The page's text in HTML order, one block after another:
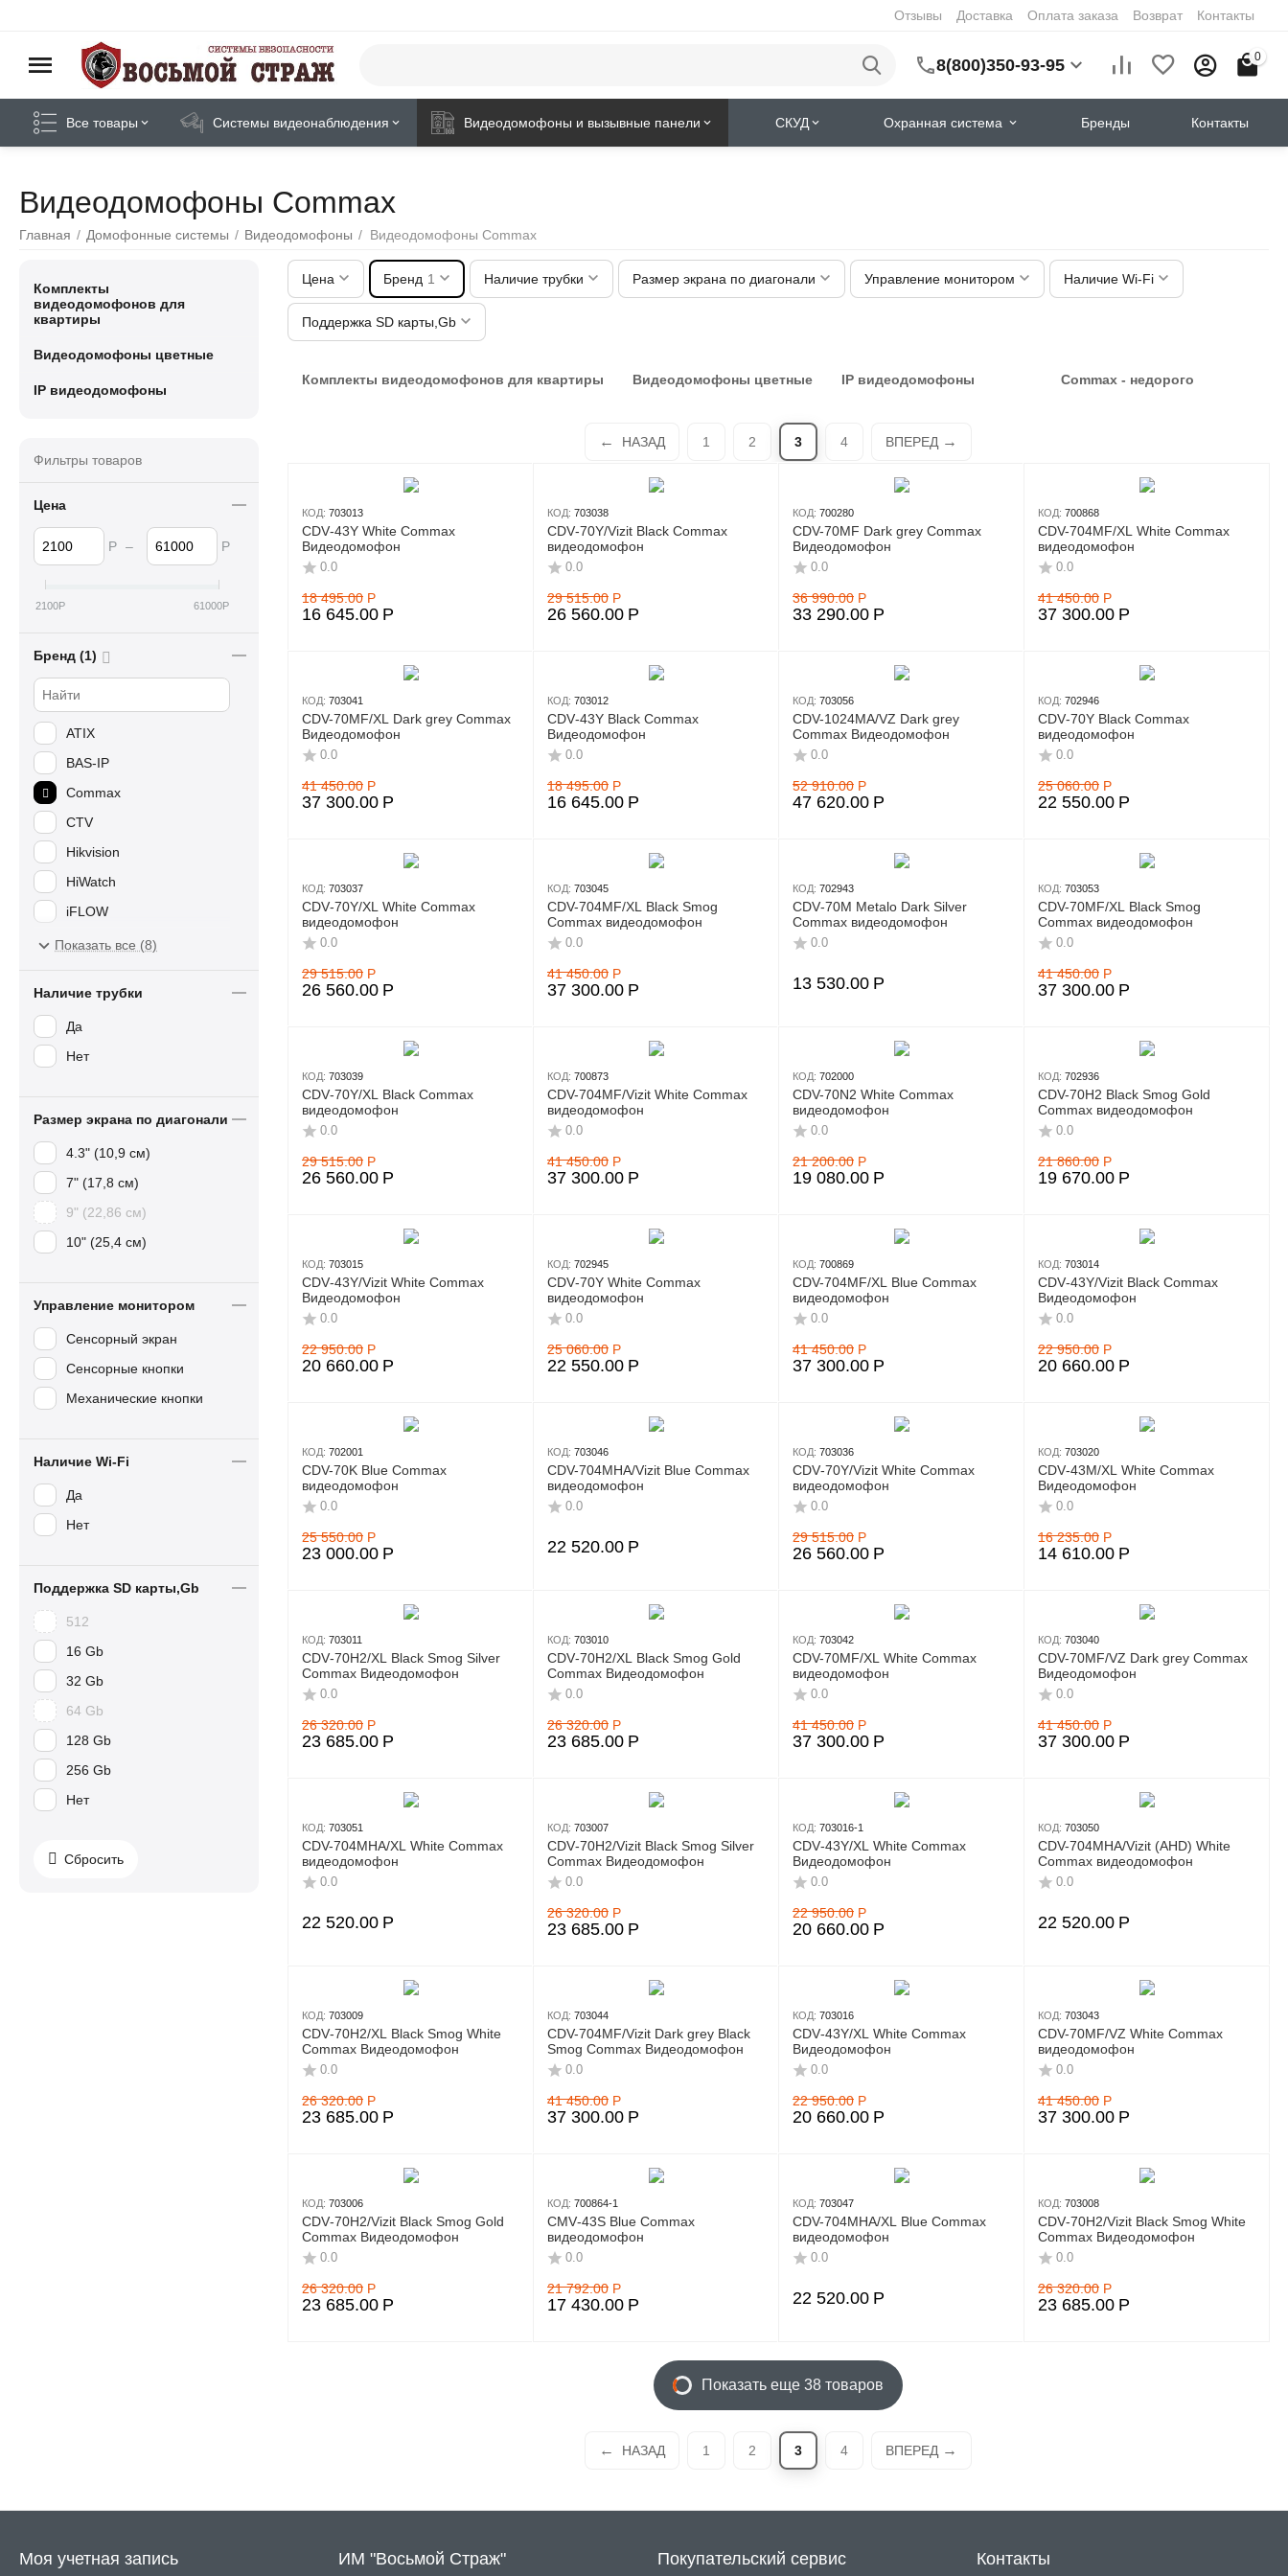
Отзывы Доставка Оплата заказа Возврат Контакты
8(800)350-93-95 0
Все товары Системы видеонаблюдения Видеодомофоны и вызывные панели СКУД Охранная система Бренды Контакты
Видеодомофоны Commax
Главная / Домофонные системы / Видеодомофоны / Видеодомофоны Commax
Цена Бренд 1 Наличие трубки Размер экрана по диагонали Управление монитором Наличие Wi-Fi
Поддержка SD карты,Gb
Комплекты видеодомофонов для квартиры Видеодомофоны цветные IP видеодомофоны Commax - недорого
НАЗАД 1 2 3 4 ВПЕРЕД
КОД: 703013
CDV‑43Y White Commax
Видеодомофон
0.0
18 495.00 Р
16 645.00 Р
КОД: 703038
CDV‑70Y/Vizit Black Commax
видеодомофон
0.0
29 515.00 Р
26 560.00 Р
КОД: 700280
CDV-70MF Dark grey Commax
Видеодомофон
0.0
36 990.00 Р
33 290.00 Р
КОД: 700868
CDV-704MF/XL White Commax
видеодомофон
0.0
41 450.00 Р
37 300.00 Р
КОД: 703041
CDV-70MF/XL Dark grey Commax
Видеодомофон
0.0
41 450.00 Р
37 300.00 Р
КОД: 703012
CDV‑43Y Black Commax
Видеодомофон
0.0
18 495.00 Р
16 645.00 Р
КОД: 703056
CDV-1024MA/VZ Dark grey
Commax Видеодомофон
0.0
52 910.00 Р
47 620.00 Р
КОД: 702946
CDV‑70Y Black Commax
видеодомофон
0.0
25 060.00 Р
22 550.00 Р
КОД: 703037
CDV‑70Y/XL White Commax
видеодомофон
0.0
29 515.00 Р
26 560.00 Р
КОД: 703045
CDV-704MF/XL Black Smog
Commax видеодомофон
0.0
41 450.00 Р
37 300.00 Р
КОД: 702943
CDV‑70M Metalo Dark Silver
Commax видеодомофон
0.0
13 530.00 Р
КОД: 703053
CDV-70MF/XL Black Smog
Commax видеодомофон
0.0
41 450.00 Р
37 300.00 Р
КОД: 703039
CDV‑70Y/XL Black Commax
видеодомофон
0.0
29 515.00 Р
26 560.00 Р
КОД: 700873
CDV-704MF/Vizit White Commax
видеодомофон
0.0
41 450.00 Р
37 300.00 Р
КОД: 702000
CDV-70N2 White Commax
видеодомофон
0.0
21 200.00 Р
19 080.00 Р
КОД: 702936
CDV-70H2 Black Smog Gold
Commax видеодомофон
0.0
21 860.00 Р
19 670.00 Р
КОД: 703015
CDV‑43Y/Vizit White Commax
Видеодомофон
0.0
22 950.00 Р
20 660.00 Р
КОД: 702945
CDV‑70Y White Commax
видеодомофон
0.0
25 060.00 Р
22 550.00 Р
КОД: 700869
CDV-704MF/XL Blue Commax
видеодомофон
0.0
41 450.00 Р
37 300.00 Р
КОД: 703014
CDV‑43Y/Vizit Black Commax
Видеодомофон
0.0
22 950.00 Р
20 660.00 Р
КОД: 702001
CDV-70K Blue Commax
видеодомофон
0.0
25 550.00 Р
23 000.00 Р
КОД: 703046
CDV-704MНA/Vizit Blue Commax
видеодомофон
0.0
22 520.00 Р
КОД: 703036
CDV‑70Y/Vizit White Commax
видеодомофон
0.0
29 515.00 Р
26 560.00 Р
КОД: 703020
CDV‑43M/XL White Commax
Видеодомофон
0.0
16 235.00 Р
14 610.00 Р
КОД: 703011
CDV‑70H2/XL Black Smog Silver
Commax Видеодомофон
0.0
26 320.00 Р
23 685.00 Р
КОД: 703010
CDV‑70H2/XL Black Smog Gold
Commax Видеодомофон
0.0
26 320.00 Р
23 685.00 Р
КОД: 703042
CDV-70MF/XL White Commax
видеодомофон
0.0
41 450.00 Р
37 300.00 Р
КОД: 703040
CDV-70MF/VZ Dark grey Commax
Видеодомофон
0.0
41 450.00 Р
37 300.00 Р
КОД: 703051
CDV-704MНA/XL White Commax
видеодомофон
0.0
22 520.00 Р
КОД: 703007
CDV‑70H2/Vizit Black Smog Silver
Commax Видеодомофон
0.0
26 320.00 Р
23 685.00 Р
КОД: 703016-1
CDV‑43Y/XL White Commax
Видеодомофон
0.0
22 950.00 Р
20 660.00 Р
КОД: 703050
CDV-704MНA/Vizit (AHD) White
Commax видеодомофон
0.0
22 520.00 Р
КОД: 703009
CDV‑70H2/XL Black Smog White
Commax Видеодомофон
0.0
26 320.00 Р
23 685.00 Р
КОД: 703044
CDV-704MF/Vizit Dark grey Black
Smog Commax Видеодомофон
0.0
41 450.00 Р
37 300.00 Р
КОД: 703016
CDV‑43Y/XL White Commax
Видеодомофон
0.0
22 950.00 Р
20 660.00 Р
КОД: 703043
CDV-70MF/VZ White Commax
видеодомофон
0.0
41 450.00 Р
37 300.00 Р
КОД: 703006
CDV‑70H2/Vizit Black Smog Gold
Commax Видеодомофон
0.0
26 320.00 Р
23 685.00 Р
КОД: 700864-1
CMV‑43S Blue Commax
видеодомофон
0.0
21 792.00 Р
17 430.00 Р
КОД: 703047
CDV-704MНA/XL Blue Commax
видеодомофон
0.0
22 520.00 Р
КОД: 703008
CDV‑70H2/Vizit Black Smog White
Commax Видеодомофон
0.0
26 320.00 Р
23 685.00 Р
Показать еще 38 товаров
НАЗАД 1 2 3 4 ВПЕРЕД
Комплекты
видеодомофонов для
квартиры
Видеодомофоны цветные
IP видеодомофоны
Фильтры товаров
Цена
Р – Р
2100Р 61000Р
Бренд (1)
ATIX
BAS-IP
Commax
CTV
Hikvision
HiWatch
iFLOW
Tantos
Показать все (8)
Наличие трубки
Да
Нет
Размер экрана по диагонали
4.3" (10,9 см)
7" (17,8 см)
9" (22,86 см)
10" (25,4 см)
Управление монитором
Сенсорный экран
Сенсорные кнопки
Механические кнопки
Наличие Wi-Fi
Да
Нет
Поддержка SD карты,Gb
512
16 Gb
32 Gb
64 Gb
128 Gb
256 Gb
Нет
Сбросить
Моя учетная запись ИМ "Восьмой Страж" Покупательский сервис Контакты